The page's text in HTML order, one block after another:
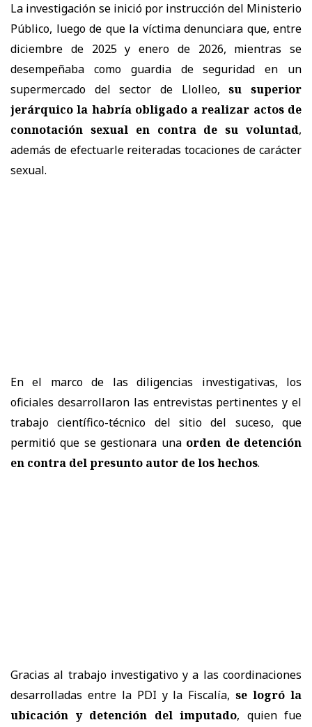
La investigación se inició por instrucción del Ministerio
Público, luego de que la víctima denunciara que, entre
diciembre de 2025 y enero de 2026, mientras se
desempeñaba como guardia de seguridad en un
supermercado del sector de Llolleo,su superior
jerárquico la habría obligado a realizar actos de
connotación sexual en contra de su voluntad,
además de efectuarle reiteradas tocaciones de carácter
sexual.
En el marco de las diligencias investigativas, los
oficiales desarrollaron las entrevistas pertinentes y el
trabajo científico-técnico del sitio del suceso, que
permitió que se gestionara una orden de detención
en contra del presunto autor de los hechos.
Gracias al trabajo investigativo y a las coordinaciones
desarrolladas entre la PDI y la Fiscalía,se logró la
ubicación y detención del imputado, quien fue